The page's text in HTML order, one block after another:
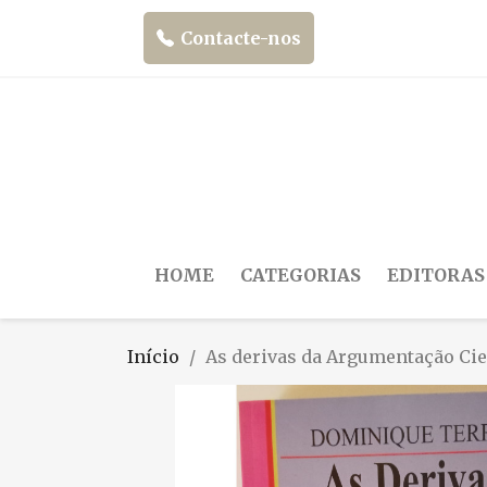
Contacte-nos
HOME CATEGORIAS EDITORAS
Início As derivas da Argumentação